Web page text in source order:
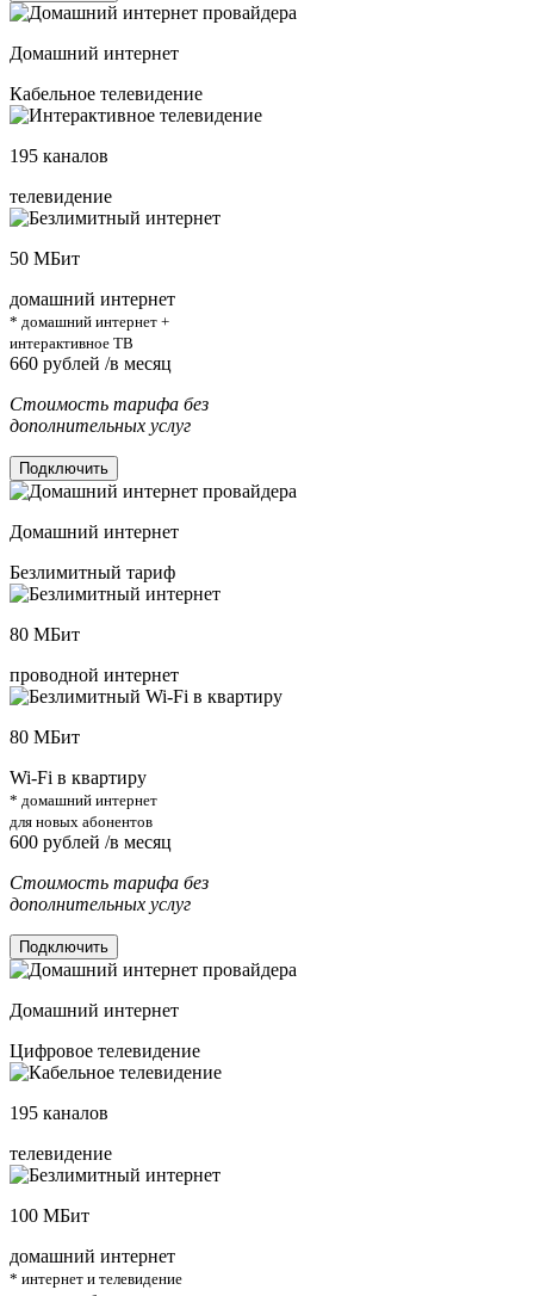
Домашний интернет
Кабельное телевидение
195 каналов
телевидение
50 МБит
домашний интернет
* домашний интернет +
интерактивное ТВ
660 рублей /в месяц
Стоимость тарифа без
дополнительных услуг
Подключить
Домашний интернет
Безлимитный тариф
80 МБит
проводной интернет
80 МБит
Wi-Fi в квартиру
* домашний интернет
для новых абонентов
600 рублей /в месяц
Стоимость тарифа без
дополнительных услуг
Подключить
Домашний интернет
Цифровое телевидение
195 каналов
телевидение
100 МБит
домашний интернет
* интернет и телевидение